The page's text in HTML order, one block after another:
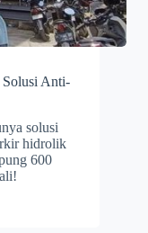
Anti-
solusi
hidrolik
600